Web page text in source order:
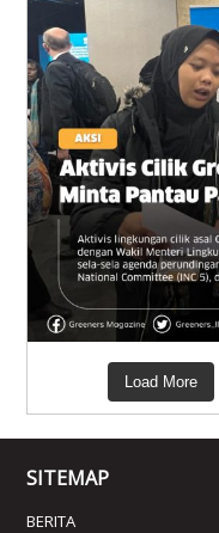
Load More
SITEMAP
BERITA